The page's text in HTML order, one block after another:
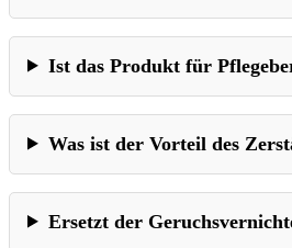
Ist das Produkt für
Was ist der Vorteil des
Ersetzt der